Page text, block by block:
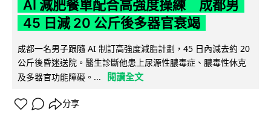
AI 減肥餐單配合高強度操練 成都男
45 日減 20 公斤後多器官衰竭
成都一名男子跟隨 AI 制訂高強度減脂計劃，45 日內減去約 20
公斤後昏迷送院。醫生診斷他患上尿源性膿毒症、膿毒性休克
及多器官功能障礙。...
閱讀全文
分享